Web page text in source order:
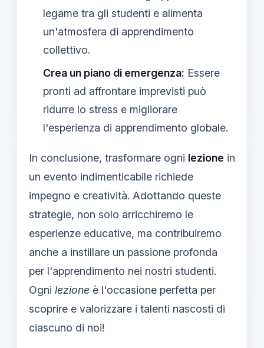
legame tra gli studenti e alimenta
un'atmosfera di apprendimento
collettivo.
Crea un piano di emergenza: Essere
pronti ad affrontare imprevisti può
ridurre lo stress e migliorare
l'esperienza di apprendimento globale.
In conclusione, trasformare ogni lezione in
un evento indimenticabile richiede
impegno e creatività. Adottando queste
strategie, non solo arricchiremo le
esperienze educative, ma contribuiremo
anche a instillare un passione profonda
per l'apprendimento nei nostri studenti.
Ogni lezione è l'occasione perfetta per
scoprire e valorizzare i talenti nascosti di
ciascuno di noi!